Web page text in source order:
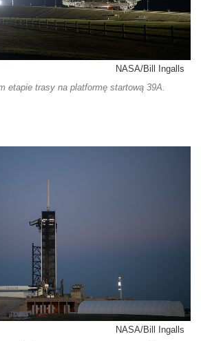
NASA/Bill Ingalls
etapie trasy na platformę startową 39A.
NASA/Bill Ingalls